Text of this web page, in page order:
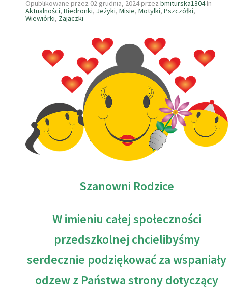
Opublikowane przez 02 grudnia, 2024 przez bmiturska1304In
Aktualności, Biedronki, Jeżyki, Misie, Motylki, Pszczółki,
Wiewiórki, Zajączki
Szanowni Rodzice
W imieniu całej społeczności
przedszkolnej chcielibyśmy
serdecznie podziękować za wspaniały
odzew z Państwa strony dotyczący